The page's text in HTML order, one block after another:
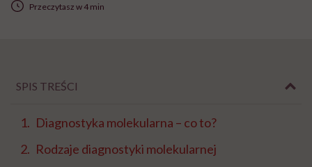
Przeczytasz w 4 min
SPIS TREŚCI
Diagnostyka molekularna – co to?
Rodzaje diagnostyki molekularnej